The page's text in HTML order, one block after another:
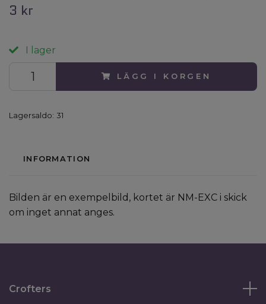
3 kr
I lager
LÄGG I KORGEN
Lagersaldo: 31
INFORMATION
Bilden är en exempelbild, kortet är NM-EXC i skick
om inget annat anges.
Crofters